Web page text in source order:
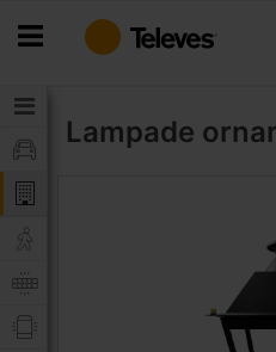
al
Lampade